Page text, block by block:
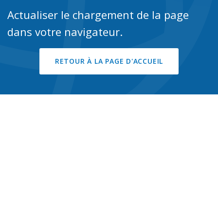
Actualiser le chargement de la page
dans votre navigateur.
RETOUR À LA PAGE D'ACCUEIL